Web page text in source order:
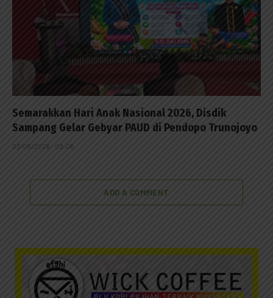
Semarakkan Hari Anak Nasional 2026, Disdik
Sampang Gelar Gebyar PAUD di Pendopo Trunojoyo
03/08/2026 - 09:06
ADD A COMMENT